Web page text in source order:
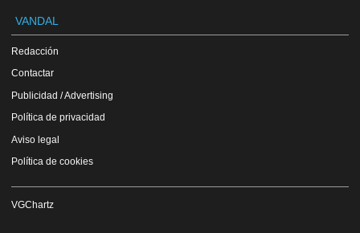
VANDAL
Redacción
Contactar
Publicidad / Advertising
Política de privacidad
Aviso legal
Política de cookies
VGChartz